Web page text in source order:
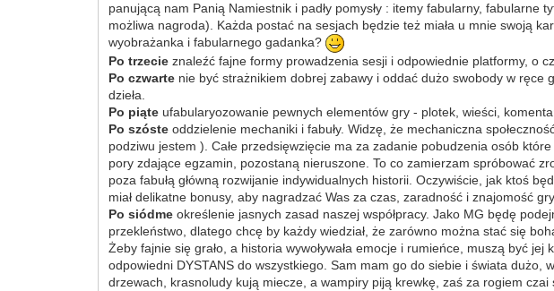
panującą nam Panią Namiestnik i padły pomysły : itemy fabularny, fabularne
możliwa nagroda). Każda postać na sesjach będzie też miała u mnie swoją
wyobrażanka i fabularnego gadanka?
Po trzecie znaleźć fajne formy prowadzenia sesji i odpowiednie platformy, o
Po czwarte nie być strażnikiem dobrej zabawy i oddać dużo swobody w ręce
dzieła.
Po piąte ufabularyozowanie pewnych elementów gry - plotek, wieści,
Po szósteoddzielenie mechaniki i fabuły. Widzę, że mechaniczna
podziwu jestem ). Całe przedsięwzięcie ma za zadanie pobudzenia osób
pory zdające egzamin, pozostaną nieruszone. To co zamierzam spróbować
poza fabułą główną rozwijanie indywidualnych historii. Oczywiście, jak ktoś
miał delikatne bonusy, aby nagradzać Was za czas, zaradność i znajomość
Po siódme określenie jasnych zasad naszej współpracy. Jako MG będę
przekleństwo, dlatego chcę by każdy wiedział, że zarówno można stać się
Żeby fajnie się grało, a historia wywoływała emocje i rumieńce, muszą być
odpowiedni DYSTANS do wszystkiego. Sam mam go do siebie i świata
drzewach, krasnoludy kują miecze, a wampiry piją krewkę, zaś za rogiem